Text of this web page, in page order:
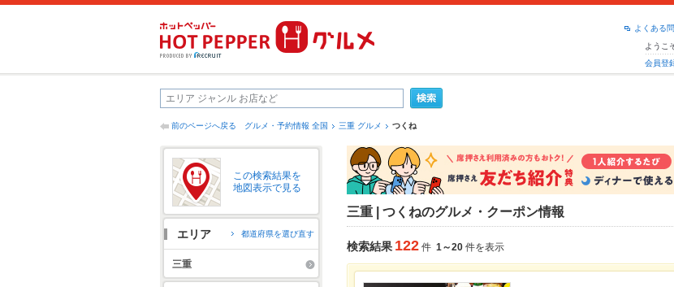
よくある
ようこ
会員登
前のページへ戻る グルメ・予約情報 全国 三重 グルメ つくね
この検索結果を
地図表示で見る
エリア 都道府県を選び直す
三重
三重 | つくねのグルメ・クーポン情報
検索結果 122 件 1～20 件を表示